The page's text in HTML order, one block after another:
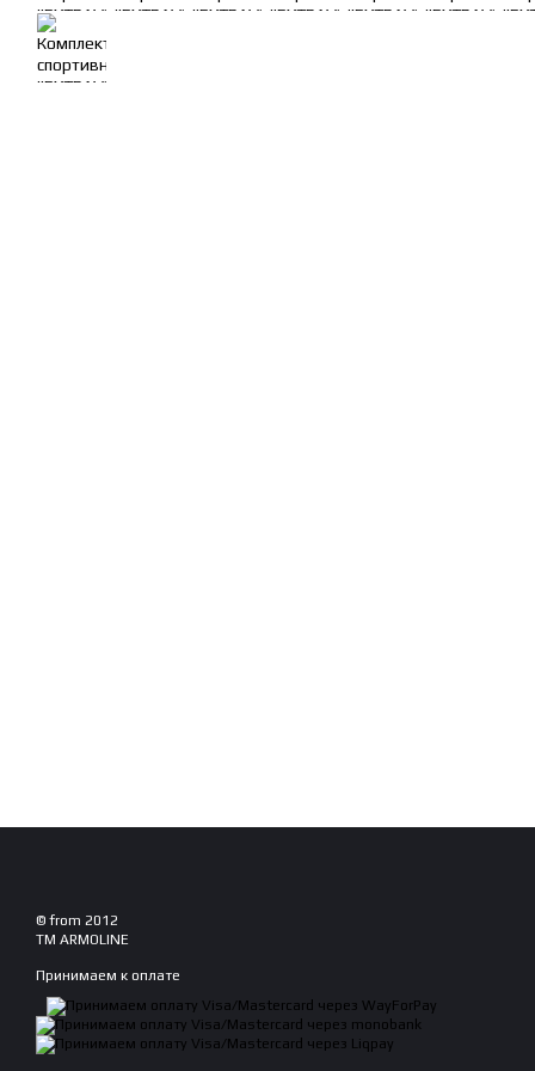
© from 2012
TM ARMOLINE
Принимаем к оплате